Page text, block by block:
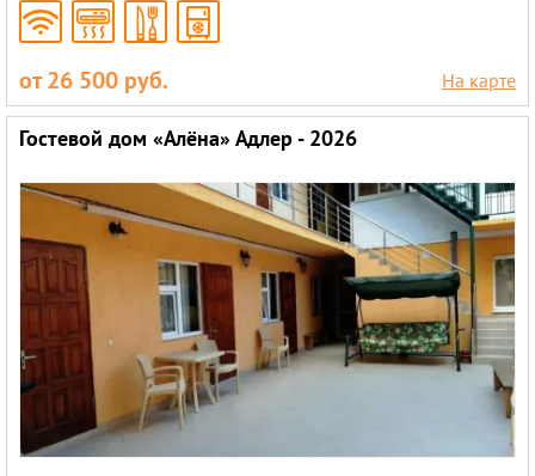
от 26 500 руб. На карте
Гостевой дом «Алёна» Адлер - 2026